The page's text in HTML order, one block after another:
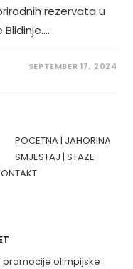
rezervata u
Blidinje.…
SEPTEMBER 17, 2024
POCETNA| JAHORINA
SMJESTAJ |STAZE
promocije olimpijske